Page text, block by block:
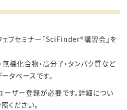
ブセミナー「SciFinder®講習会」を
機化合物・高分子・タンパク質など
タベースです。
ザー登録が必要です。詳細につい
ください。